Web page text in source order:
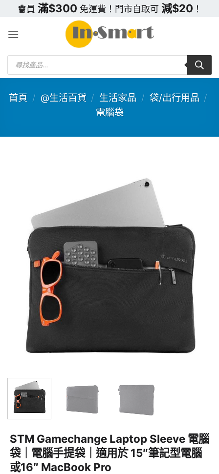
content
會員 滿$300 免運費！門市自取可 減$20 ！
Products
search
首頁 / @生活百貨 / 生活家品 / 袋/出行用品 /
電腦袋
STM Gamechange Laptop Sleeve 電腦
袋｜電腦手提袋｜適用於 15″筆記型電腦
或16″ MacBook Pro